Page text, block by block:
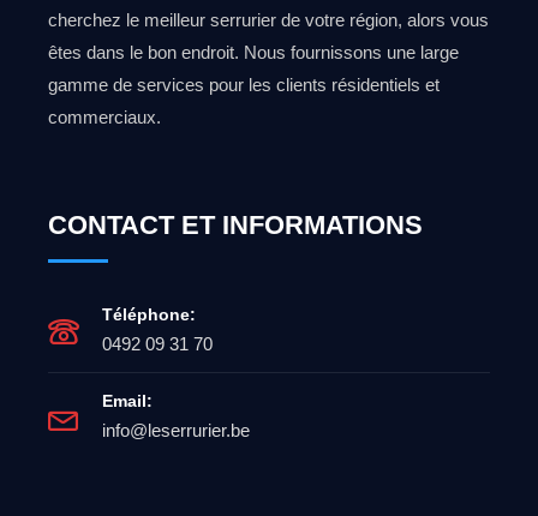
cherchez le meilleur serrurier de votre région, alors vous
êtes dans le bon endroit. Nous fournissons une large
gamme de services pour les clients résidentiels et
commerciaux.
CONTACT ET INFORMATIONS
Téléphone:
0492 09 31 70
Email:
info@leserrurier.be